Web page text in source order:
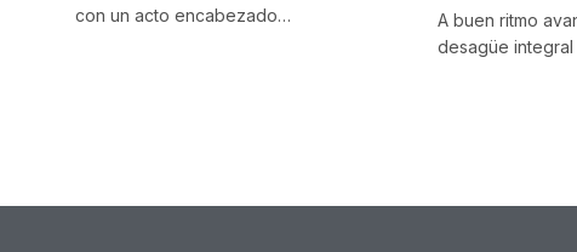
con un acto encabezado…
A buen ritmo
desagüe